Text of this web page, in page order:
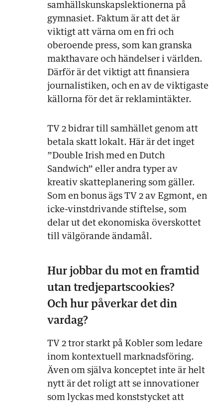
samhällskunskapslektionerna på
gymnasiet. Faktum är att det är
viktigt att värna om en fri och
oberoende press, som kan granska
makthavare och händelser i världen.
Därför är det viktigt att finansiera
journalistiken, och en av de viktigaste
källorna för det är reklamintäkter.
TV 2 bidrar till samhället genom att
betala skatt lokalt. Här är det inget
”Double Irish med en Dutch
Sandwich” eller andra typer av
kreativ skatteplanering som gäller.
Som en bonus ägs TV 2 av Egmont, en
icke-vinstdrivande stiftelse, som
delar ut det ekonomiska överskottet
till välgörande ändamål.
Hur jobbar du mot en framtid
utan tredjepartscookies?
Och hur påverkar det din
vardag?
TV 2 tror starkt på Kobler som ledare
inom kontextuell marknadsföring.
Även om själva konceptet inte är helt
nytt är det roligt att se innovationer
som lyckas med konststycket att